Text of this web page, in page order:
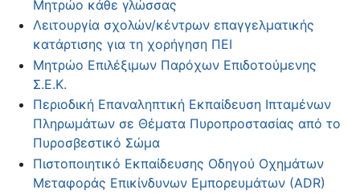
Μητρώο κάθε γλώσσας
Λειτουργία σχολών/κέντρων επαγγελματικής
κατάρτισης για τη χορήγηση ΠΕΙ
Μητρώο Επιλέξιμων Παρόχων Επιδοτούμενης
Σ.Ε.Κ.
Περιοδική Επαναληπτική Εκπαίδευση Ιπταμένων
Πληρωμάτων σε Θέματα Πυροπροστασίας από το
Πυροσβεστικό Σώμα
Πιστοποιητικό Εκπαίδευσης Οδηγού Οχημάτων
Μεταφοράς Επικίνδυνων Εμπορευμάτων (ADR)